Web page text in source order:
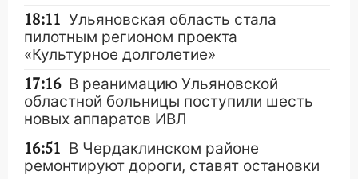
18:11 Ульяновская область стала
пилотным регионом проекта
«Культурное долголетие»
17:16 В реанимацию Ульяновской
областной больницы поступили шесть
новых аппаратов ИВЛ
16:51 В Чердаклинском районе
ремонтируют дороги, ставят остановки